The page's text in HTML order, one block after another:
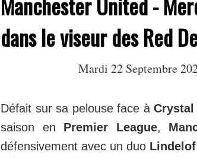
dans le viseur des Red
Mardi 22 Septembre
Défait sur sa pelouse face à Crystal
saison en Premier League,
défensivement avec un duo